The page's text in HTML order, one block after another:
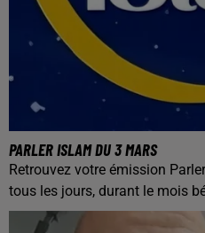
PARLER ISLAM DU 3 MARS
Retrouvez votre émission
tous les jours, durant le mois